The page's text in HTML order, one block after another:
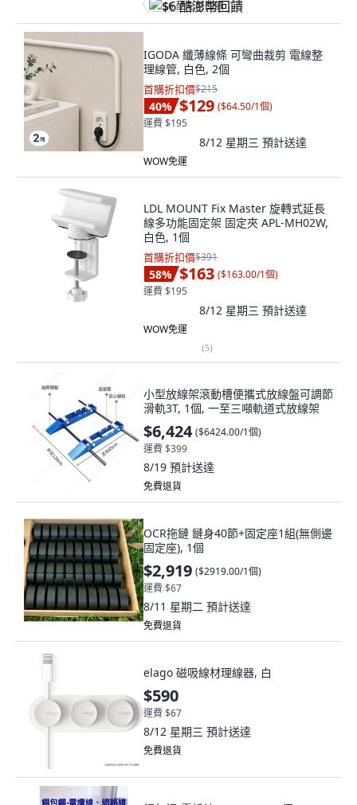
$6 酷澎幣回饋
IGODA 纖薄線條 可彎曲裁剪 電線整
理線管, 白色, 2個
首購折扣價$215
40% $129 ($64.50/1個)
運費 $195
8/12 星期三 預計送達
WOW免運
LDL MOUNT Fix Master 旋轉式延長
線多功能固定架 固定夾 APL-MH02W,
白色, 1個
首購折扣價$391
58% $163 ($163.00/1個)
運費 $195
8/12 星期三 預計送達
WOW免運
(5)
小型放線架滾動槽便攜式放線盤可調節
滑軌3T, 1個, 一至三噸軌道式放線架
$6,424 ($6424.00/1個)
運費 $399
8/19 預計送達
免費退貨
OCR拖鏈 鏈身40節+固定座1組(無側邊
固定座), 1個
$2,919 ($2919.00/1個)
運費 $67
8/11 星期二 預計送達
免費退貨
elago 磁吸線材理線器, 白
$590
運費 $67
8/12 星期三 預計送達
免費退貨